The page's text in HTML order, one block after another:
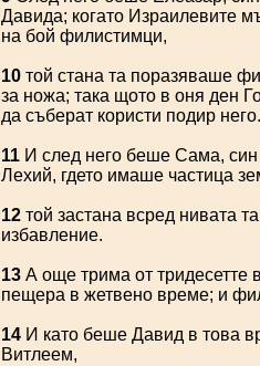
Давида; когато Израилевите
на бой филистимци,
10 той стана та поразяваше
за ножа; така щото в оня ден
да съберат користи подир него.
11 И след него беше Сама, син
Лехий, гдето имаше частица
12 той застана всред нивата
избавление.
13 А още трима от тридесетте
пещера в жетвено време; и
14 И като беше Давид в това
Витлеем,